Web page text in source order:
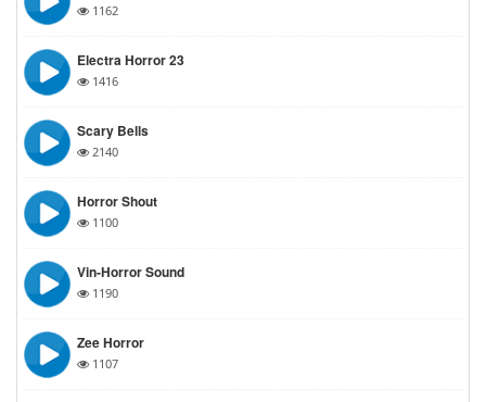
1162
Electra Horror 23
1416
Scary Bells
2140
Horror Shout
1100
Vin-Horror Sound
1190
Zee Horror
1107